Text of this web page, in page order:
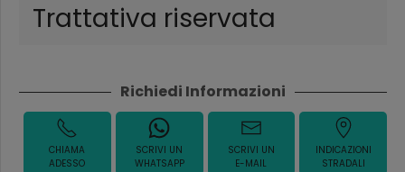
Trattativa riservata
Richiedi Informazioni
CHIAMA
ADESSO
SCRIVI UN
WHATSAPP
SCRIVI UN
E-MAIL
INDICAZIONI
STRADALI